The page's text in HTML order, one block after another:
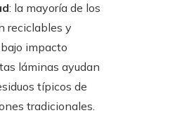
: la mayoría de los
reciclables y
impacto
láminas ayudan
típicos de
tradicionales.